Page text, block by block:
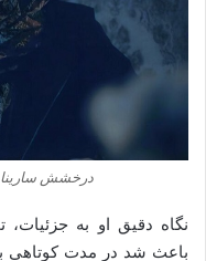
درخشش
نگاه دقیق او به جزئیات،
باعث شد در مدت کوتاهی به